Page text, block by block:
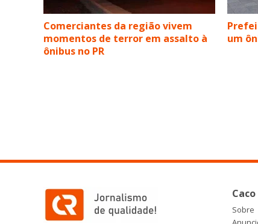
Comerciantes da região vivem
momentos de terror em assalto à
ônibus no PR
um
Sobre